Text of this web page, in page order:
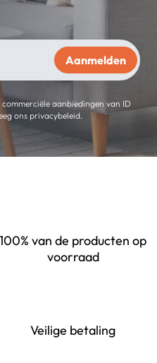
aanbiedingen van ID
ons privacybeleid.
100% van de producten op
voorraad
Veilige betaling